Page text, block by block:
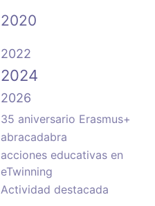
2020
2022
2024
2026
35 aniversario Erasmus+
abracadabra
acciones educativas en
eTwinning
Actividad destacada